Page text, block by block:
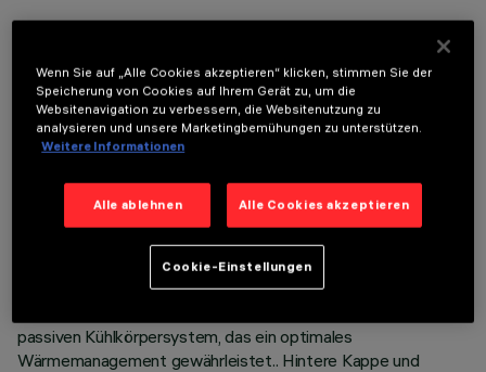
TECHNISCHE DATEN
BESCHREIBUNG
Kompakter Projektor komplett mit Adapter für die
Installation auf Niedervolt-Schiene (48V). Das Gehäuse
passiven Kühlkörpersystem, das ein optimales
Wärmemanagement gewährleistet.. Hintere Kappe und
Wenn Sie auf „Alle Cookies akzeptieren“ klicken, stimmen Sie der
Speicherung von Cookies auf Ihrem Gerät zu, um die
Websitenavigation zu verbessern, die Websitenutzung zu
analysieren und unsere Marketingbemühungen zu unterstützen.
Weitere Informationen
Alle ablehnen Alle Cookies akzeptieren
Cookie-Einstellungen